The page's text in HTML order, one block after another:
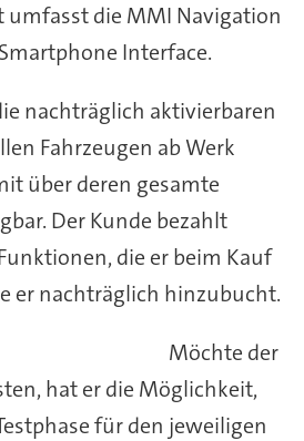
die MMI Navigation
Interface.
nachträglich aktivierbaren
Fahrzeugen ab Werk
über deren gesamte
Der Kunde bezahlt
die er beim Kauf
er nachträglich hinzubucht.
Möchte der
hat er die Möglichkeit,
für den jeweiligen